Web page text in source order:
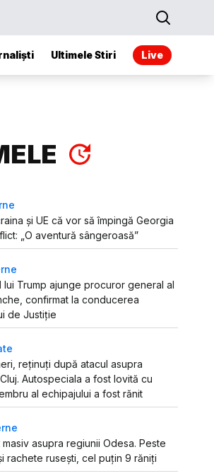
Ultimele Stiri Live
și UE că vor să împingă Georgia
„O aventură sângeroasă”
lui Trump ajunge procuror general al
confirmat la conducerea
de Justiție
reținuți după atacul asupra
Autospeciala a fost lovită cu
al echipajului a fost rănit
asupra regiunii Odesa. Peste
rachete rusești, cel puțin 9 răniți